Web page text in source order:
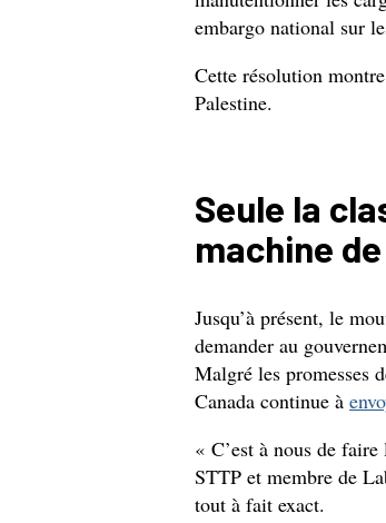
embargo national sur
Cette résolution
Palestine.
Seule la
machine
Jusqu’à présent, le
demander au
Malgré les promesses
Canada continue à
« C’est à nous de
STTP et membre de
tout à fait exact.